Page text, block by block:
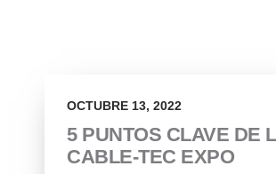
5 PUNTOS CLAVE DE
CABLE-TEC EXPO
OCTUBRE 13, 2022